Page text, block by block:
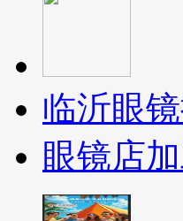
临沂眼
眼镜店